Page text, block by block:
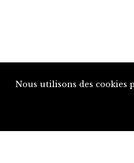
Nous utilisons des cookies